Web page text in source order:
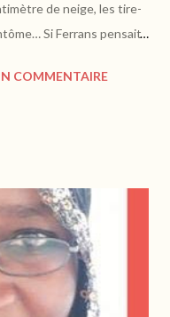
de neige, les tire-
Si Ferrans pensait
ses deux filles et pour
est peuplée d’une
en apparence bien
Laure pleure la mort
intime. Son mari
en lui proposant un
où ils font escale leu...
COMMENTAIRE